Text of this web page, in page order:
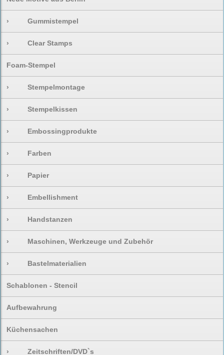
› Gummistempel
› Clear Stamps
Foam-Stempel
› Stempelmontage
› Stempelkissen
› Embossingprodukte
› Farben
› Papier
› Embellishment
› Handstanzen
› Maschinen, Werkzeuge und Zubehör
› Bastelmaterialien
Schablonen - Stencil
Aufbewahrung
Küchensachen
› Zeitschriften/DVD`s